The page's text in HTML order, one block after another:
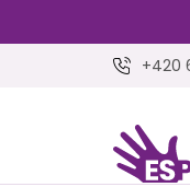
+420